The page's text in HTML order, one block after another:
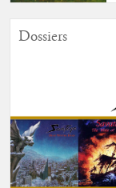
Dossiers